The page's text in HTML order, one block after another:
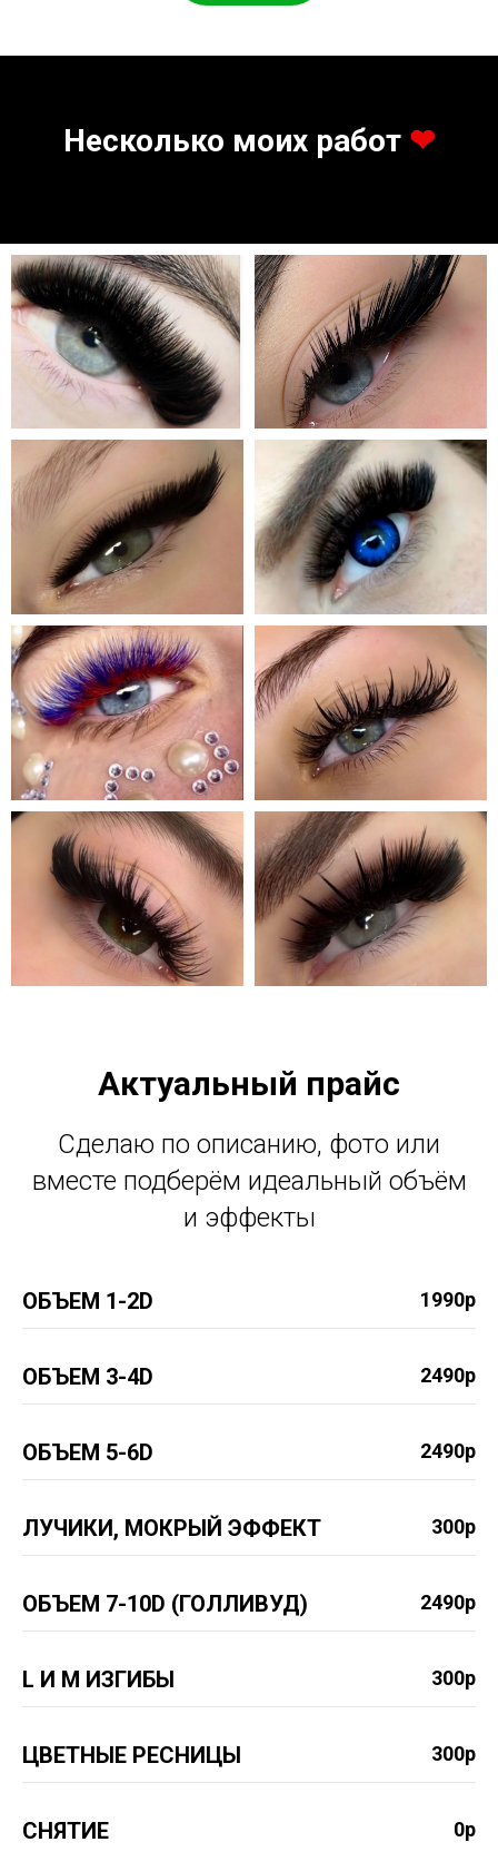
Несколько моих работ ❤
Актуальный прайс
Сделаю по описанию, фото или
вместе подберём идеальный объём
и эффекты
ОБЪЕМ 1-2D 1990р
ОБЪЕМ 3-4D 2490р
ОБЪЕМ 5-6D 2490р
ЛУЧИКИ, МОКРЫЙ ЭФФЕКТ 300р
ОБЪЕМ 7-10D (ГОЛЛИВУД) 2490р
L И M ИЗГИБЫ 300р
ЦВЕТНЫЕ РЕСНИЦЫ 300р
СНЯТИЕ 0р